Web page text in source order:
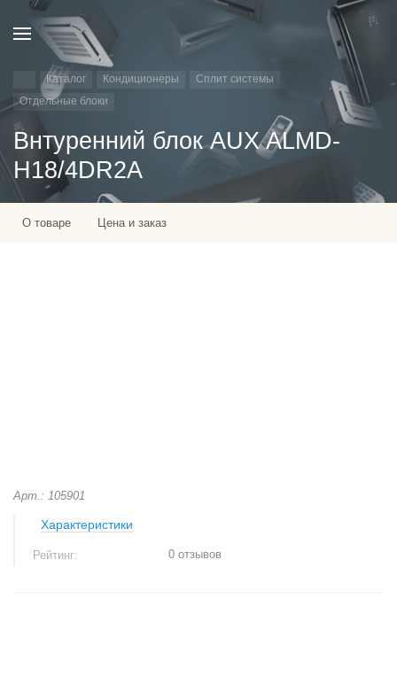
Каталог Кондиционеры
Сплит системы
Отдельные блоки
Внтуренний блок AUX ALMD-
H18/4DR2A
О товаре Цена и заказ
Арт.: 105901
Характеристики
Рейтинг: 0 отзывов